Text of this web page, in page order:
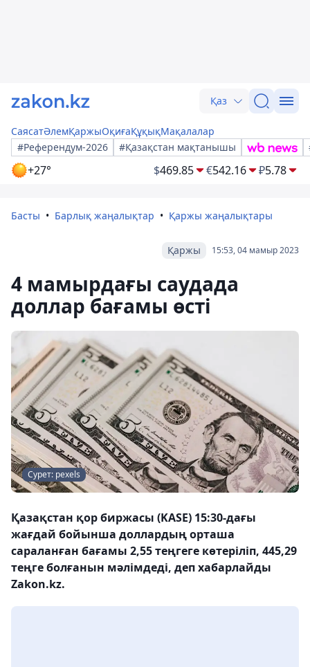
Қаз
СаясатӘлемҚаржыОқиғаҚұқықМақалалар
#Референдум-2026
#Қазақстан мақтанышы
+27° $469.85 €542.16 ₽5.78
Басты Барлық жаңалықтар Қаржы жаңалықтары
15:53, 04 мамыр 2023
Қаржы
4 мамырдағы саудада
доллар бағамы өсті
Сурет: pexels
Қазақстан қор биржасы (KASE) 15:30-дағы
жағдай бойынша доллардың орташа
сараланған бағамы 2,55 теңгеге көтеріліп, 445,29
теңге болғанын мәлімдеді, деп хабарлайды
Zakon.kz.